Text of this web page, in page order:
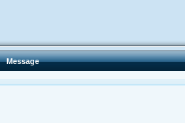
Message